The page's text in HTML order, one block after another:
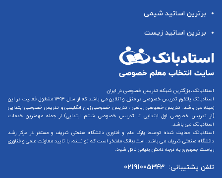
برترین اساتید شیمی
برترین اساتید زیست
استادبانک، بزرگترین شبکه تدریس خصوصی در ایران
استادبانک پلتفرم تدریس خصوصی در منزل و آنلاین
می باشد که از سال ۱۳۹۴ مشغول فعالیت در این
زمینه می باشد. تدریس خصوصی ریاضی ، تدریس خصوصی زبان انگلیسیو تدریس خصوصی ابتدایی
(از تدریس خصوصی اول ابتدایی تا تدریس خصوصی ششم ابتدایی) از جمله مهمترین خدمات
استادبانک می باشد.
استادبانک حمایت شده توسط پارک علم و فناوری دانشگاه صنعتی شریف و مستقر در مرکز رشد
دانشگاه صنعتی شریف می باشد. استادبانک مفتخر است که توانسته، با تایید معاونت علمی و فناوری
ریاست جمهوری به درجه دانش بنیانی نائل شود.
تلفن پشتیبانی: 02191005343